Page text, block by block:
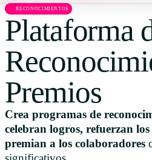
Português
RECONOCIMIENTOS
Plataforma
Premios
Crea programas de
celebran logros, refuerzan
premian a los colaboradores